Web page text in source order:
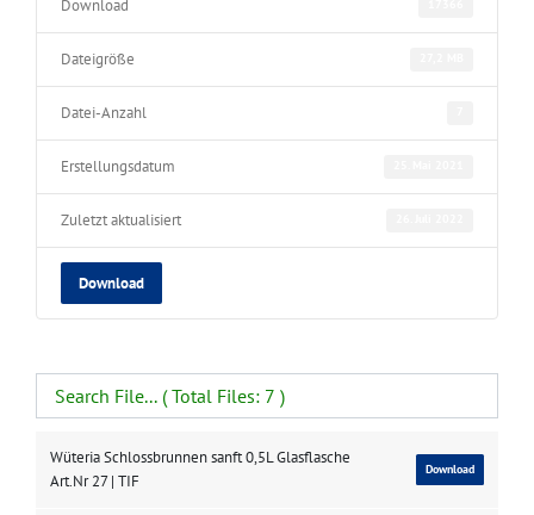
Download
Dateigröße
Datei-Anzahl
Erstellungsdatum
Zuletzt aktualisiert
Download
Wüteria Schlossbrunnen sanft 0,5L Glasflasche
Art.Nr 27 | TIF
Download